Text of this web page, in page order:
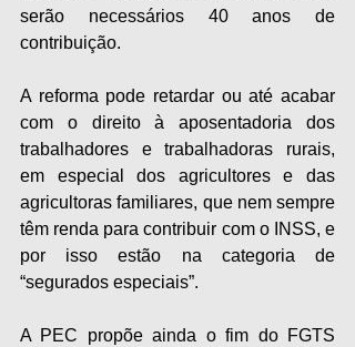
serão necessários 40 anos de
contribuição.
A reforma pode retardar ou até acabar
com o direito à aposentadoria dos
trabalhadores e trabalhadoras rurais,
em especial dos agricultores e das
agricultoras familiares, que nem sempre
têm renda para contribuir com o INSS, e
por isso estão na categoria de
“segurados especiais”.
A PEC propõe ainda o fim do FGTS